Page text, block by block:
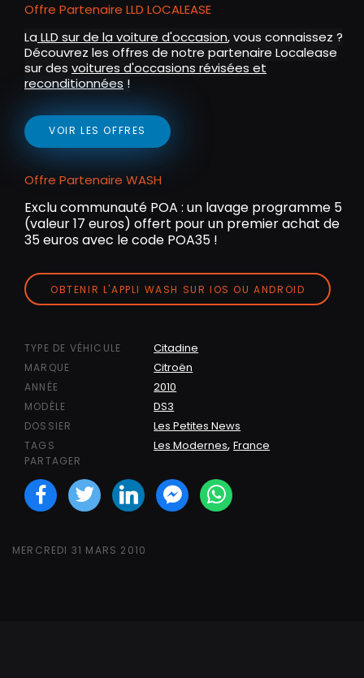
Offre Partenaire LLD LOCALEASE
La LLD sur de la voiture d'occasion, vous connaissez ?
Découvrez les offres de notre partenaire Localease
sur des voitures d'occasions révisées et
reconditionnées !
VOIR LES OFFRES
Offre Partenaire WASH
Exclu communauté POA : un lavage programme 5
(valeur 17 euros) offert pour un premier achat de
35 euros avec le code POA35 !
OBTENIR L'APPLI WASH SUR IOS OU ANDROID
TYPE DE VÉHICULE Citadine
MARQUE Citroën
ANNÉE 2010
MODÈLE DS3
DOSSIER Les Petites News
TAGS Les Modernes,France
PARTAGER
Facebook
TwitterLinkedINFacebook
WhatsApp
MERCREDI 31 MARS 2010